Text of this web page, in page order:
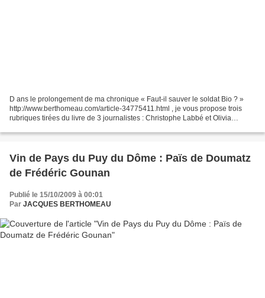
D ans le prolongement de ma chronique « Faut-il sauver le soldat Bio ? »
http://www.berthomeau.com/article-34775411.html , je vous propose trois
rubriques tirées du livre de 3 journalistes : Christophe Labbé et Olivia
Vin de Pays du Puy du Dôme : Païs de Doumatz
de Frédéric Gounan
Publié le 15/10/2009 à 00:01
Par JACQUES BERTHOMEAU